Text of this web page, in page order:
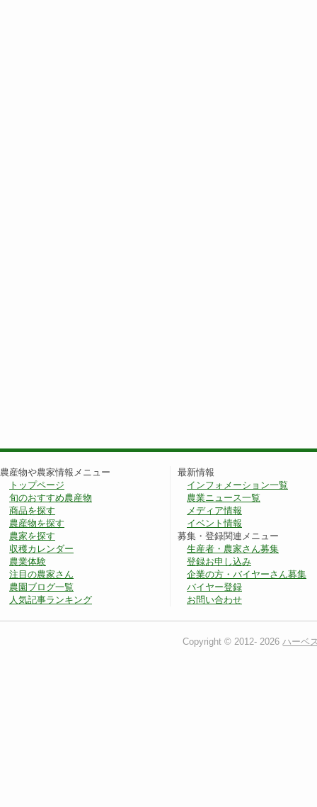
農産物や農家情報メニュー
トップページ
旬のおすすめ農産物
商品を探す
農産物を探す
農家を探す
収穫カレンダー
農業体験
注目の農家さん
農園ブログ一覧
人気記事ランキング
最新情報
インフォメーション一覧
農業ニュース一覧
メディア情報
イベント情報
募集・登録関連メニュー
生産者・農家さん募集
登録お申し込み
企業の方・バイヤーさん募集
バイヤー登録
お問い合わせ
Copyright © 2012- 2026 ハーベ